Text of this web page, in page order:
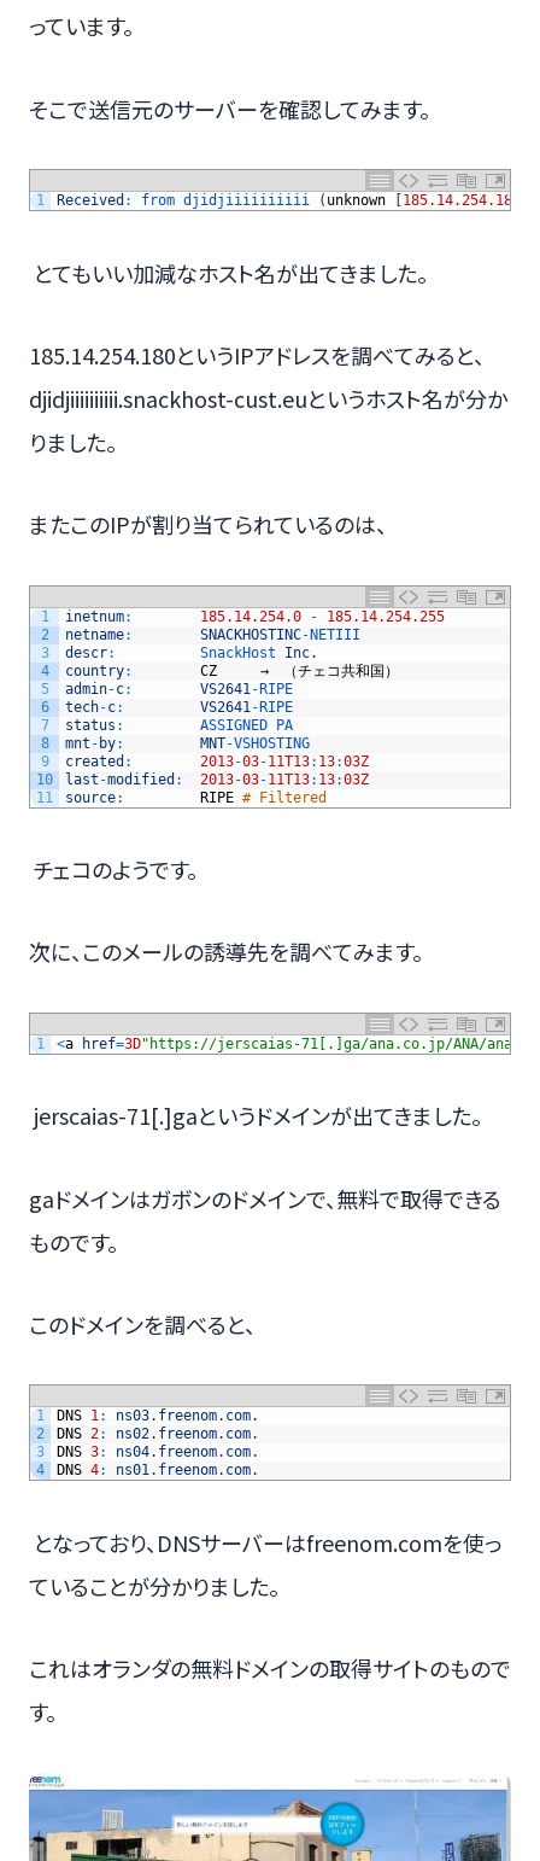
っています。
そこで送信元のサーバーを確認してみます。
1 Received : from djidjiiiiiiiiii ( unknown 185.14.254.180
とてもいい加減なホスト名が出てきました。
185.14.254.180というIPアドレスを調べてみると、
djidjiiiiiiiiii.snackhost-cust.euというホスト名が分か
りました。
またこのIPが割り当てられているのは、
1
2
3
4
5
6
7
8
9
10
11
inetnum: 185.14.254.0 -
185.14.254.255
netname: SNACKHOSTINC-NETIII
descr: SnackHost Inc.
country: CZ →　（チェコ共和国）
admin-c: VS2641 -RIPE
tech-c: VS2641 -RIPE
status : ASSIGNED PA
mnt - by: MNT-VSHOSTING
created : 2013-03-11T13: 13:03Z
last -modified : 2013-03-11T13: 13:03Z
source: RIPE # Filtered
チェコのようです。
次に、このメールの誘導先を調べてみます。
1 <a href=3D"https://jerscaias-71[.]ga/ana.co.jp/ANA/
jerscaias-71[.]gaというドメインが出てきました。
gaドメインはガボンのドメインで、無料で取得できる
ものです。
このドメインを調べると、
1
2
3
4
DNS 1: ns03. freenom. com.
DNS 2: ns02. freenom. com.
DNS 3: ns04. freenom. com.
DNS 4: ns01. freenom. com.
となっており、DNSサーバーはfreenom.comを使っ
ていることが分かりました。
これはオランダの無料ドメインの取得サイトのもので
す。